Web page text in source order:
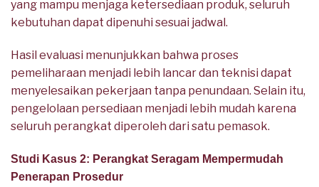
yang mampu menjaga ketersediaan produk, seluruh
kebutuhan dapat dipenuhi sesuai jadwal.
Hasil evaluasi menunjukkan bahwa proses
pemeliharaan menjadi lebih lancar dan teknisi dapat
menyelesaikan pekerjaan tanpa penundaan. Selain itu,
pengelolaan persediaan menjadi lebih mudah karena
seluruh perangkat diperoleh dari satu pemasok.
Studi Kasus 2: Perangkat Seragam Mempermudah
Penerapan Prosedur